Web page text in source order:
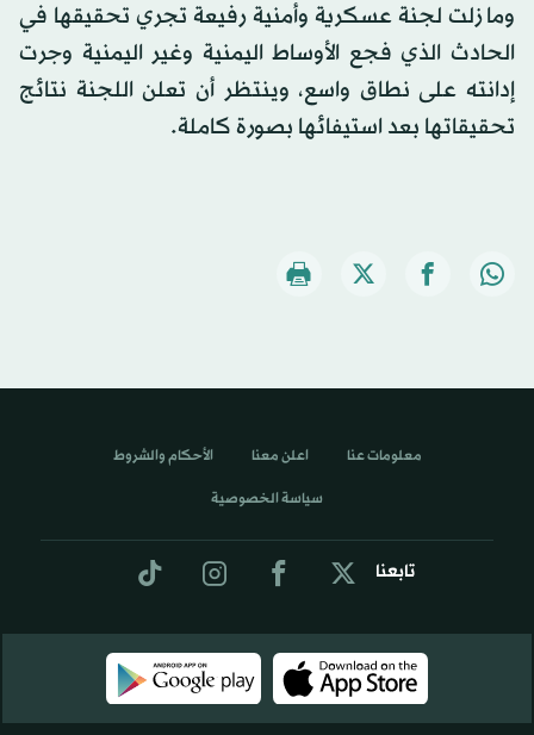
وما زلت لجنة عسكرية وأمنية رفيعة تجري تحقيقها في
الحادث الذي فجع الأوساط اليمنية وغير اليمنية وجرت
إدانته على نطاق واسع، وينتظر أن تعلن اللجنة نتائج
تحقيقاتها بعد استيفائها بصورة كاملة.
تابعنا
معلومات عنا اعلن معنا الأحكام والشروط
سياسة الخصوصية